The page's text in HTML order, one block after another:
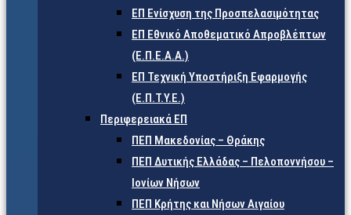
ΕΠ Ενίσχυση της Προσπελασιμότητας
ΕΠ Εθνικό Αποθεματικό Απροβλέπτων
(Ε.Π.Ε.Α.Α.)
ΕΠ Τεχνική Υποστήριξη Εφαρμογής
(Ε.Π.Τ.Υ.Ε.)
Περιφερειακά ΕΠ
ΠΕΠ Μακεδονίας – Θράκης
ΠΕΠ Δυτικής Ελλάδας – Πελοποννήσου –
Ιονίων Νήσων
ΠΕΠ Κρήτης και Νήσων Αιγαίου